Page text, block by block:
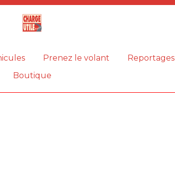
Prenez le volant Reportages
Boutique